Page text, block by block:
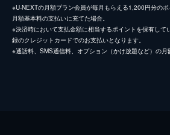
※U-NEXTの月額プラン会員が毎月もらえる1,200円分の
月額基本料の支払いに充てた場合。
※決済時において支払金額に相当するポイントを保有して
録のクレジットカードでのお支払いとなります。
※通話料、SMS通信料、オプション（かけ放題など）の月